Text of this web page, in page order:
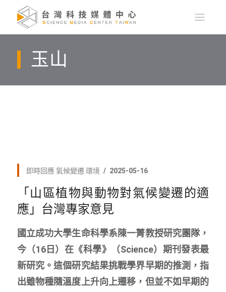
玉山
即時回應 氣候變遷 環境 2025-05-16
「山區植物與動物對氣候變遷的適
應」台灣專家意見
國立成功大學生命科學系陳一菁教授研究團隊，
今（16日）在《科學》（Science）期刊發表最
新研究。這個研究結果挑戰學界早期的推測，指
出雖物種隨溫度上升向上遷移，但並不如早期的